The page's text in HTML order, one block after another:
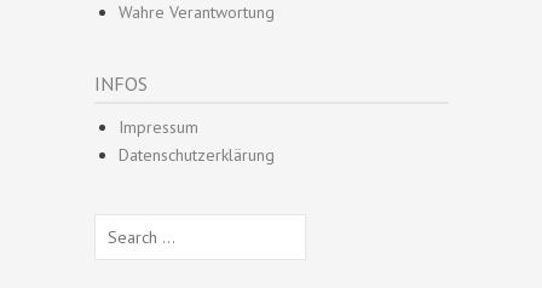
Wahre Verantwortung
INFOS
Impressum
Datenschutzerklärung
for: